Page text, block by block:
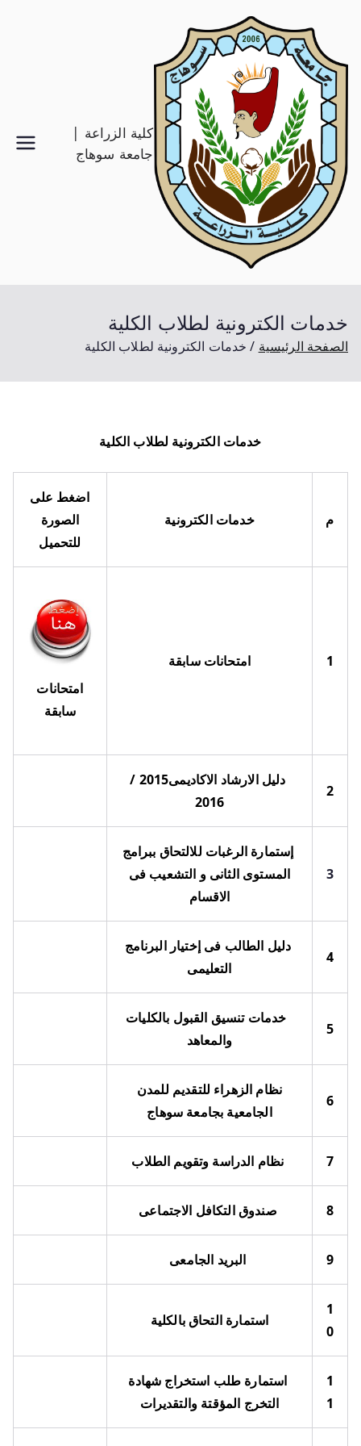
كلية الزراعة |
جامعة سوهاج
خدمات الكترونية لطلاب الكلية
الصفحة الرئيسية خدمات الكترونية لطلاب الكلية
خدمات الكترونية لطلاب الكلية
م خدمات الكترونية
اضغط على
الصورة
للتحميل
1
امتحانات سابقة
امتحانات
سابقة
2
دليل الارشاد الاكاديمى
2015 /
2016
3
إستمارة الرغبات للالتحاق ببرامج
المستوى الثانى و التشعيب فى
الاقسام
4
دليل الطالب فى إختيار البرنامج
التعليمى
5
خدمات تنسيق القبول بالكليات
والمعاهد
6
نظام الزهراء للتقديم للمدن
الجامعية بجامعة سوهاج
7 نظام الدراسة وتقويم الطلاب
8 صندوق التكافل الاجتماعى
9 البريد الجامعى
1
0
استمارة التحاق بالكلية
1
1
استمارة طلب استخراج شهادة
التخرج المؤقتة والتقديرات